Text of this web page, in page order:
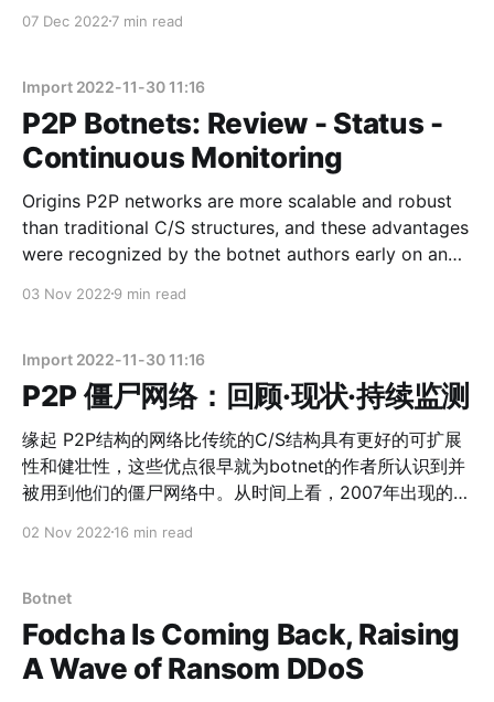
模式的SSL对流量做进一步的保护；从功能来说，主要有
码的Be
来很可能继续活跃，值得警惕。下面从传播、样本和跟踪
观察到wszero还使用了如下21个漏洞进行传播：
VULNERABILITY AFFECTED CVE_2014_08361 Realtek
SDK CVE_2017_17106 Zivif Webcams CVE_2017_17215
Huawei HG532 CVE_2018_12613 phpMyAdmin 4.8.x
before 4.8.2 CVE_2020_10987 Tenda AC15 AC1900
07 Dec 2022 7 min read
Import 2022-11-30 11:16
P2P Botnets: Review - Status -
Continuous Monitoring
Origins P2P networks are more scalable and robust
than traditional C/S structures, and these advantages
were recognized by the botnet authors early on and
appeared in 2007, can be considered the progenitor
03 Nov 2022 9 min read
Import 2022-11-30 11:16
P2P 僵尸网络：回顾·现状·持续监测
缘起 P2P结构的网络比传统的C/S结构具有更好的可扩展
性和健壮性，这些优点很早就为botnet的作者所认识到并
被用到他们的僵尸网络中。从时间上看，2007年出现的
刚为大众所知。Storm之后，陆续又有Karen、
botnet先后出现，它们在技术上各有特点，共同点就是规
模大、防御难度大，想让它们彻底消失比较困难，比如
Mozi在作者已经明确放弃甚至被抓几年之后还在活跃，可
谓“百足之虫死而不僵”。 早期的P2P botnet主要针对
02 Nov 2022 16 min read
Botnet
Fodcha Is Coming Back, Raising
A Wave of Ransom DDoS